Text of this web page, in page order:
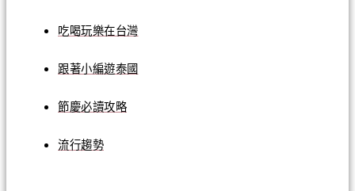
吃喝玩樂在台灣
跟著小編遊泰國
節慶必讀攻略
流行趨勢